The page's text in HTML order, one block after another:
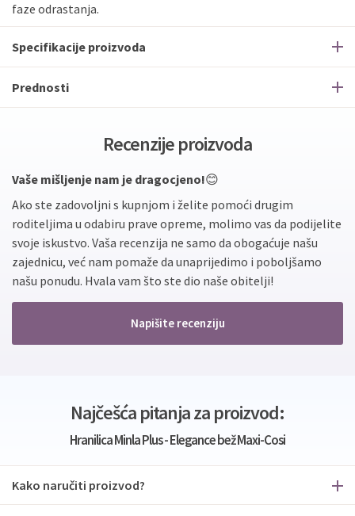
faze odrastanja.
Specifikacije proizvoda
Prednosti
Recenzije proizvoda
Vaše mišljenje nam je dragocjeno!😊
Ako ste zadovoljni s kupnjom i želite pomoći drugim
roditeljima u odabiru prave opreme, molimo vas da podijelite
svoje iskustvo. Vaša recenzija ne samo da obogaćuje našu
zajednicu, već nam pomaže da unaprijedimo i poboljšamo
našu ponudu. Hvala vam što ste dio naše obitelji!
Napišite recenziju
Najčešća pitanja za proizvod:
Hranilica Minla Plus - Elegance bež Maxi-Cosi
Kako naručiti proizvod?